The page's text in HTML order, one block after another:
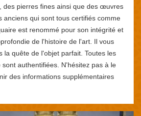
des pierres fines ainsi que des œuvres
anciens qui sont tous certifiés comme
est renommé pour son intégrité et
de l'histoire de l'art. Il vous
la quête de l'objet parfait. Toutes les
authentifiées. N'hésitez pas à le
des informations supplémentaires